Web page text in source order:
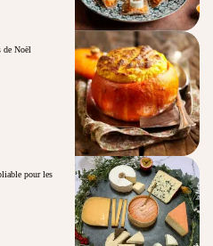
de Noël
pour les